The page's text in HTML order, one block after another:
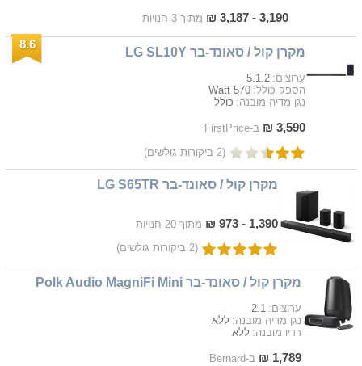
3,190 - 3,187 ₪ מתוך 3 חנויות
מקרן קול / סאונד-בר LG SL10Y
ערוצים: 5.1.2
הספק כולל: 570 Watt
נגן מדיה מובנה: כולל
3,590 ₪
ב-FirstPrice
(2 ביקורות גולשים)
8.6
מקרן קול / סאונד-בר LG S65TR
1,390 - 973 ₪
מתוך 20 חנויות
(2 ביקורות גולשים)
מקרן קול / סאונד-בר Polk Audio MagniFi Mini
ערוצים: 2.1
נגן מדיה מובנה: ללא
רדיו מובנה: ללא
1,789 ₪
ב-Bernard